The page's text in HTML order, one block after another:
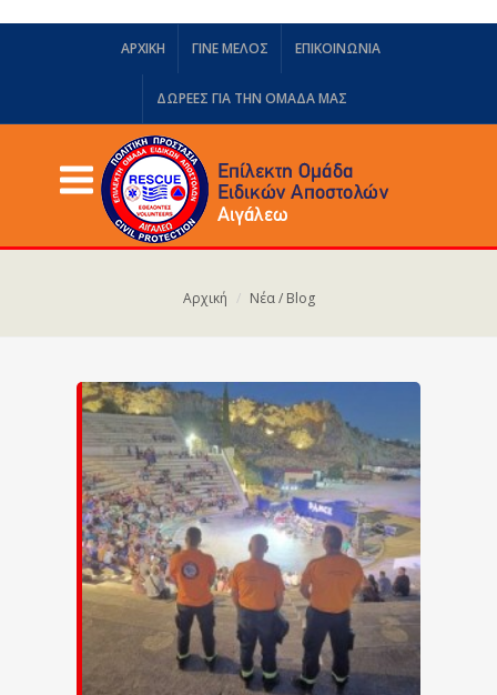
ΑΡΧΙΚΗ ΓΙΝΕ ΜΕΛΟΣ ΕΠΙΚΟΙΝΩΝΙΑ
ΔΩΡΕΈΣ ΓΙΑ ΤΗΝ ΟΜΆΔΑ ΜΑΣ
Αρχική Νέα / Blog